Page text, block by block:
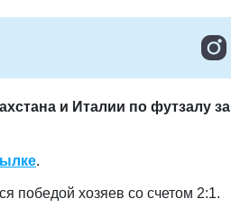
и Италии по футзалу за
.
победой хозяев со счетом 2:1.